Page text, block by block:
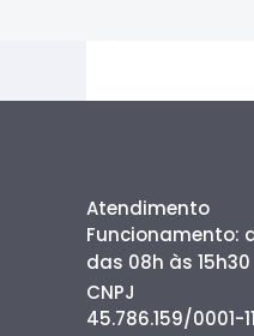
Atendimento
Funcionamento:
das 08h às 15h30
CNPJ
45.786.159/0001-11